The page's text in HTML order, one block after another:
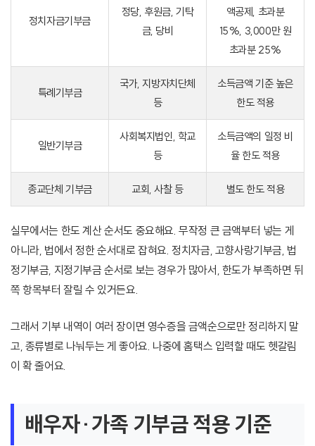
정치자금기부금
정당, 후원금, 기탁
금, 당비
액공제, 초과분
15%, 3,000만 원
초과분 25%
특례기부금
국가, 지방자치단체
등
소득금액 기준 높은
한도 적용
일반기부금
사회복지법인, 학교
등
소득금액의 일정 비
율 한도 적용
종교단체 기부금 교회, 사찰 등 별도 한도 적용
실무에서는 한도 계산 순서도 중요해요. 무작정 큰 금액부터 넣는 게
아니라, 법에서 정한 순서대로 잡혀요. 정치자금, 고향사랑기부금, 법
정기부금, 지정기부금 순서로 보는 경우가 많아서, 한도가 부족하면 뒤
쪽 항목부터 잘릴 수 있거든요.
그래서 기부 내역이 여러 장이면 영수증을 금액순으로만 정리하지 말
고, 종류별로 나눠두는 게 좋아요. 나중에 홈택스 입력할 때도 헷갈림
이 확 줄어요.
배우자·가족 기부금 적용 기준